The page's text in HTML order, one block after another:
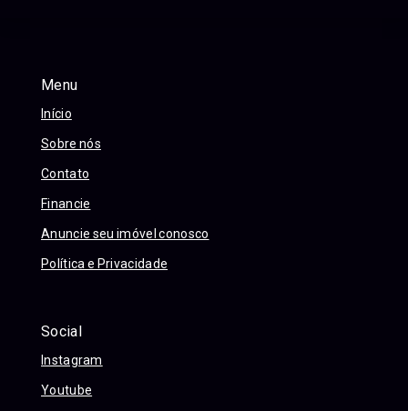
Menu
Início
Sobre nós
Contato
Financie
Anuncie seu imóvel conosco
Política e Privacidade
Social
Instagram
Youtube